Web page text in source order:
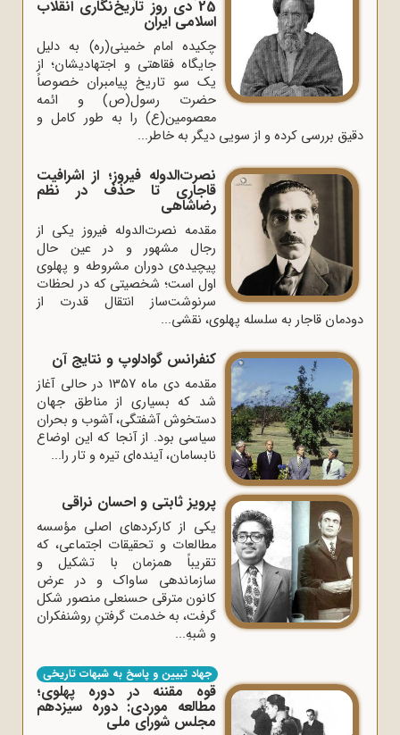
25 دی روز تاریخ‌نگاری انقلاب
اسلامی ایران
چکیده امام خمینی(ره) به دلیل
جایگاه فقاهتی و اجتهادیشان؛ از
یک سو تاریخ پیامبران خصوصاً
حضرت رسول(ص) و ائمه
معصومین(ع) را به طور کامل و
دقیق بررسی کرده و از سویی دیگر به خاطر...
نصرت‌الدوله فیروز؛ از اشرافیت
قاجاری تا حذف در نظم
رضاشاهی
مقدمه نصرت‌الدوله فیروز یکی از
رجال مشهور و در عین حال
پیچیده‌ی دوران مشروطه و پهلوی
اول است؛ شخصیتی که در لحظات
سرنوشت‌ساز انتقال قدرت از
دودمان قاجار به سلسله پهلوی، نقشی...
کنفرانس گوادلوپ و نتایج آن
مقدمه دی‌ ماه‌ 1357 در حالی‌ آغاز
شد که‌ بسیاری‌ از مناطق‌ جهان‌
دستخوش‌ آشفتگی، آشوب‌ و بحران‌
سیاسی‌ بود. از آنجا که‌ این‌ اوضاع‌
نابسامان، آینده‌ای‌ تیره‌ و تار را...
پرویز ثابتی و احسان نراقی
یکی از کارکردهای اصلی مؤسسه
مطالعات و تحقیقات اجتماعی، که
تقریباً همزمان با تشکیل و
سازماندهی ساواک و در عرض
کانون مترقی حسنعلی منصور شکل
گرفت، به خدمت گرفتنِ روشنفکران
و شبهِ...
جهاد تبیین و پاسخ به شبهات تاریخی
قوه مقننه در دوره پهلوی؛
مطالعه موردی: دوره سیزدهم
مجلس شورای ملی